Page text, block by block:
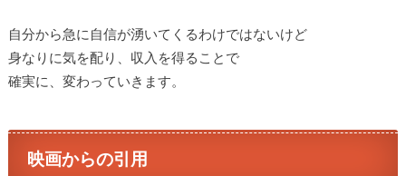
自分から急に自信が湧いてくるわけではないけど
身なりに気を配り、収入を得ることで
確実に、変わっていきます。
映画からの引用